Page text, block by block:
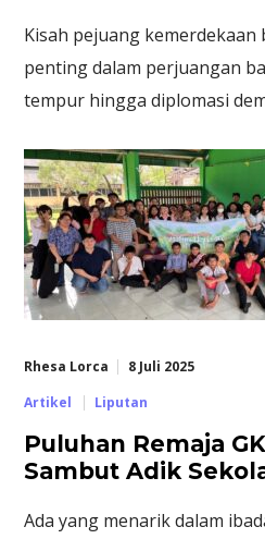
Kisah pejuang
penting dalam perjuangan
tempur hingga diplomasi
Rhesa Lorca
8 Juli 2025
Artikel
Liputan
Puluhan Remaja
Sambut Adik
Ada yang menarik dalam